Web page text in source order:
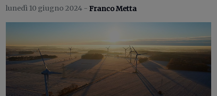
lunedì 10 giugno 2024 - Franco Metta